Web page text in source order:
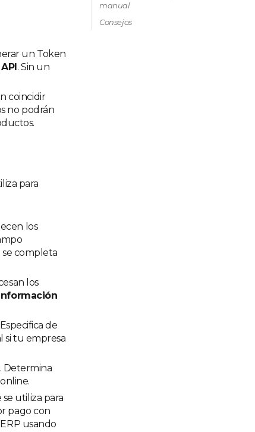
un Token
. Sin un
coincidir
no podrán
para
los
se completa
los
de
si tu empresa
Determina
utiliza para
pago con
usando
manual
Consejos